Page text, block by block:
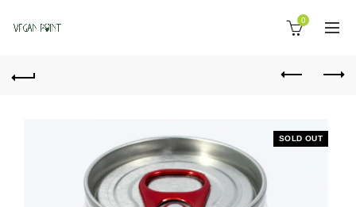
0
SOLD OUT